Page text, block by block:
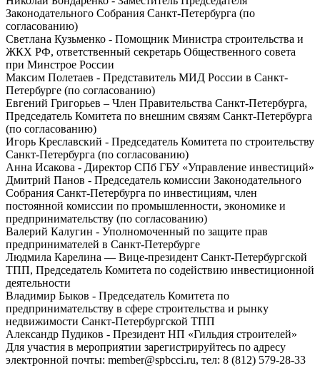
Законодательного Собрания Санкт-Петербурга (по
согласованию)
Светлана Кузьменко - Помощник Министра строительства и
ЖКХ РФ, ответственный секретарь Общественного совета
при Минстрое России
Максим Полетаев - Представитель МИД России в Санкт-
Петербурге (по согласованию)
Евгений Григорьев – Член Правительства Санкт‑Петербурга,
Председатель Комитета по внешним связям Санкт-Петербурга
(по согласованию)
Игорь Креславский - Председатель Комитета по строительству
Санкт‑Петербурга (по согласованию)
Анна Исакова - Директор СПб ГБУ «Управление инвестиций»
Дмитрий Панов - Председатель комиссии Законодательного
Собрания Санкт-Петербурга по инвестициям, член
постоянной комиссии по промышленности, экономике и
предпринимательству (по согласованию)
Валерий Калугин - Уполномоченный по защите прав
предпринимателей в Санкт‑Петербурге
Людмила Карелина — Вице-президент Санкт-Петербургской
ТПП, Председатель Комитета по содействию инвестиционной
деятельности
Владимир Быков - Председатель Комитета по
предпринимательству в сфере строительства и рынку
недвижимости Санкт-Петербургской ТПП
Александр Пудиков - Президент НП «Гильдия строителей»
Для участия в мероприятии зарегистрируйтесь по адресу
электронной почты: member@spbcci.ru, тел: 8 (812) 579-28-33